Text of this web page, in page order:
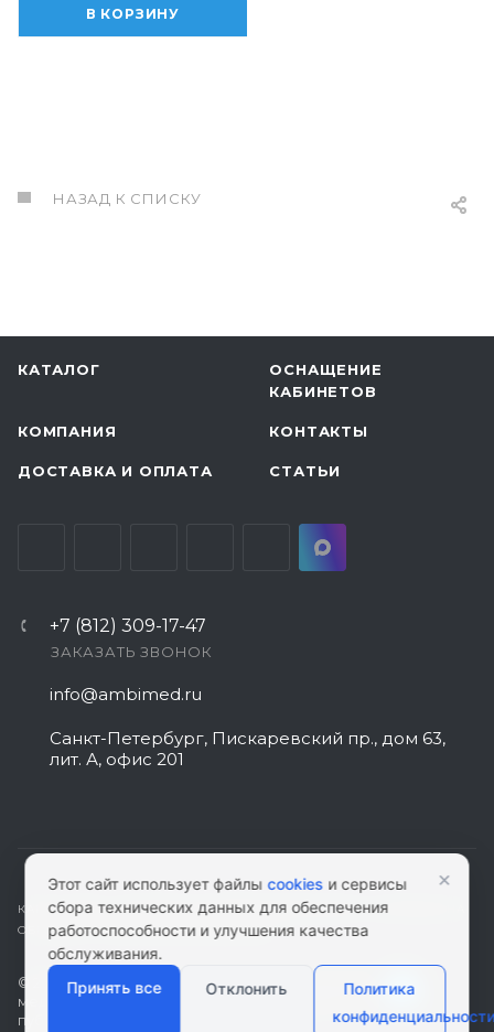
В КОРЗИНУ
НАЗАД К СПИСКУ
КАТАЛОГ
ОСНАЩЕНИЕ
КАБИНЕТОВ
КОМПАНИЯ КОНТАКТЫ
ДОСТАВКА И ОПЛАТА СТАТЬИ
+7 (812) 309-17-47
ЗАКАЗАТЬ ЗВОНОК
info@ambimed.ru
Санкт-Петербург, Пискаревский пр., дом 63,
лит. А, офис 201
КАРТА САЙТА|ПОЛИТИКА КОНФИДЕНЦИАЛЬНОСТИ|СОГЛАСИЕ НА
ОБРАБОТКУ ПЕРСОНАЛЬНЫХ ДАННЫХ
© 2026 ambimed.ru - Медицинское оборудование и
медтехника. Информация на этом ресурсе не является
публичной офертой.
Этот сайт использует файлыcookies и сервисы
сбора технических данных для обеспечения
работоспособности и улучшения качества
обслуживания.
Принять все
Отклонить
Политика
конфиденциальности
×